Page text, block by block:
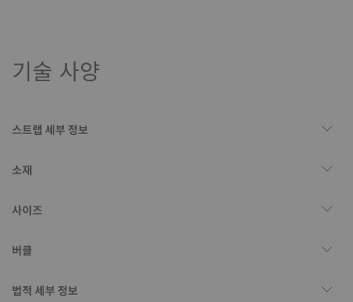
기술 사양
스트랩 세부 정보
소재
사이즈
버클
법적 세부 정보